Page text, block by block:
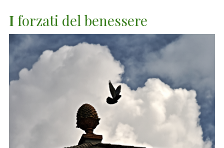
Iforzati del benessere